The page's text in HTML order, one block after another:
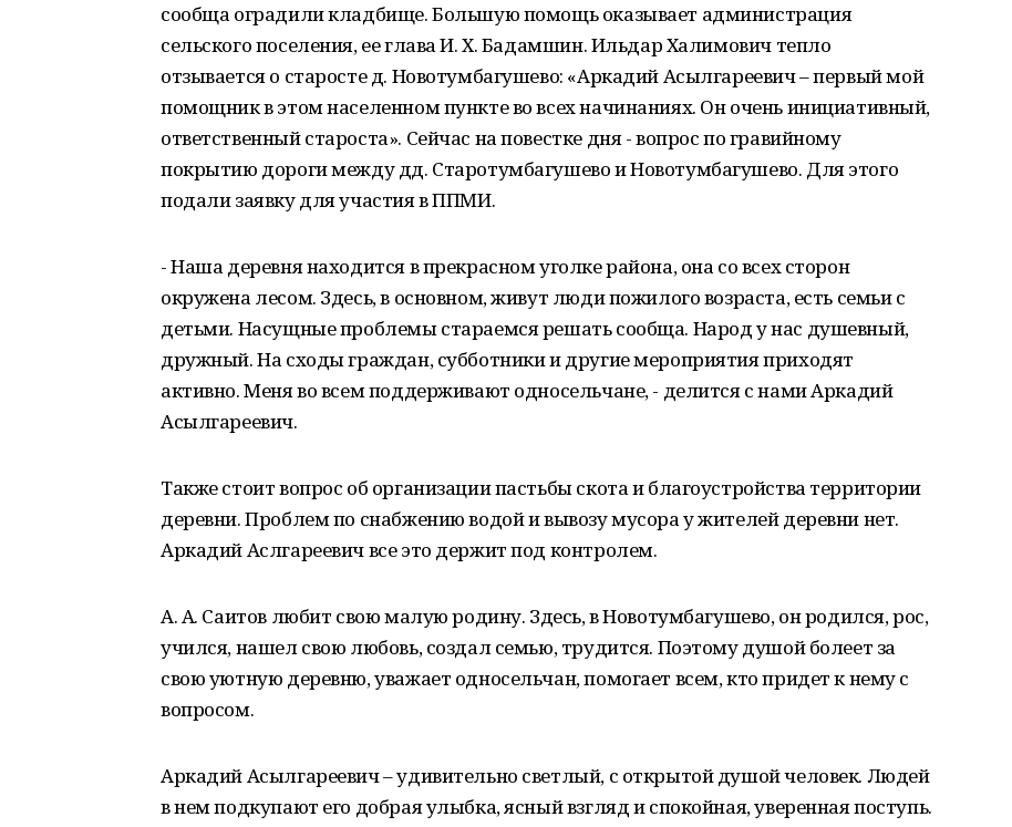
сообща оградили кладбище. Большую помощь оказывает администрация
сельского поселения, ее глава И. Х. Бадамшин. Ильдар Халимович тепло
отзывается о старосте д. Новотумбагушево: «Аркадий Асылгареевич – первый мой
помощник в этом населенном пункте во всех начинаниях. Он очень инициативный,
ответственный староста». Сейчас на повестке дня - вопрос по гравийному
покрытию дороги между дд. Старотумбагушево и Новотумбагушево. Для этого
подали заявку для участия в ППМИ.
- Наша деревня находится в прекрасном уголке района, она со всех сторон
окружена лесом. Здесь, в основном, живут люди пожилого возраста, есть семьи с
детьми. Насущные проблемы стараемся решать сообща. Народ у нас душевный,
дружный. На сходы граждан, субботники и другие мероприятия приходят
активно. Меня во всем поддерживают односельчане, - делится с нами Аркадий
Асылгареевич.
Также стоит вопрос об организации пастьбы скота и благоустройства территории
деревни. Проблем по снабжению водой и вывозу мусора у жителей деревни нет.
Аркадий Аслгареевич все это держит под контролем.
А. А. Саитов любит свою малую родину. Здесь, в Новотумбагушево, он родился, рос,
учился, нашел свою любовь, создал семью, трудится. Поэтому душой болеет за
свою уютную деревню, уважает односельчан, помогает всем, кто придет к нему с
вопросом.
Аркадий Асылгареевич – удивительно светлый, с открытой душой человек. Людей
в нем подкупают его добрая улыбка, ясный взгляд и спокойная, уверенная поступь.